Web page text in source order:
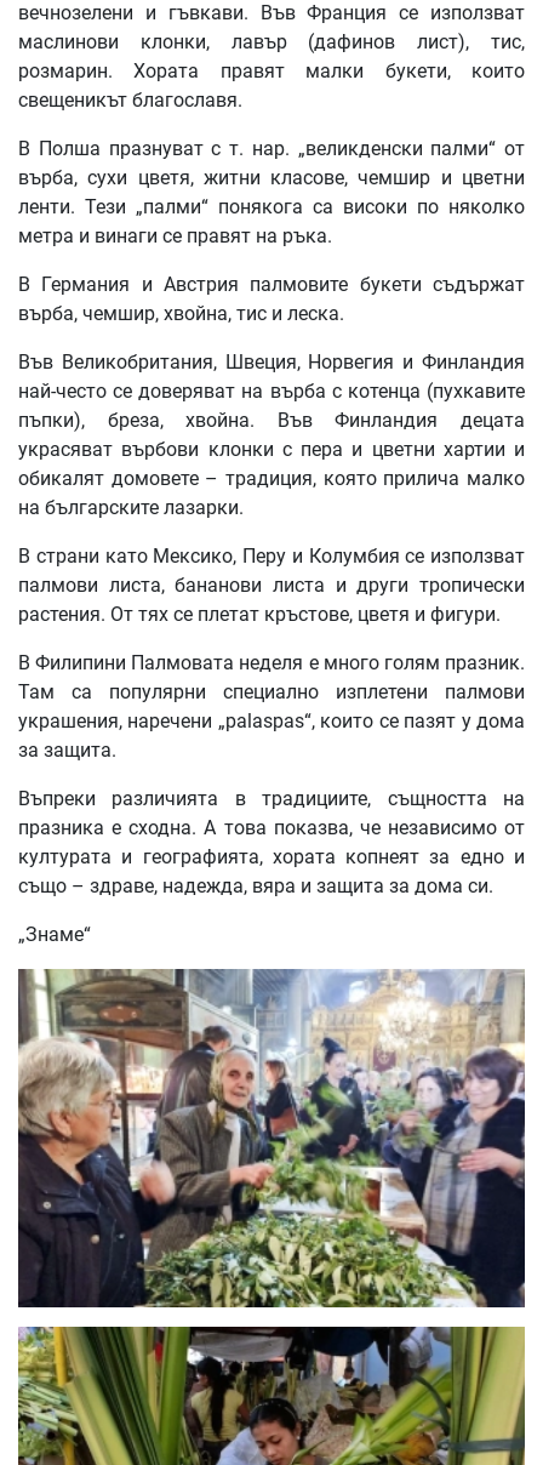
вечнозелени и гъвкави. Във Франция се използват
маслинови клонки, лавър (дафинов лист), тис,
розмарин. Хората правят малки букети, които
свещеникът благославя.
В Полша празнуват с т. нар. „великденски палми“ от
върба, сухи цветя, житни класове, чемшир и цветни
ленти. Тези „палми“ понякога са високи по няколко
метра и винаги се правят на ръка.
В Германия и Австрия палмовите букети съдържат
върба, чемшир, хвойна, тис и леска.
Във Великобритания, Швеция, Норвегия и Финландия
най-често се доверяват на върба с котенца (пухкавите
пъпки), бреза, хвойна. Във Финландия децата
украсяват върбови клонки с пера и цветни хартии и
обикалят домовете – традиция, която прилича малко
на българските лазарки.
В страни като Мексико, Перу и Колумбия се използват
палмови листа, бананови листа и други тропически
растения. От тях се плетат кръстове, цветя и фигури.
В Филипини Палмовата неделя е много голям празник.
Там са популярни специално изплетени палмови
украшения, наречени „palaspas“, които се пазят у дома
за защита.
Въпреки различията в традициите, същността на
празника е сходна. А това показва, че независимо от
културата и географията, хората копнеят за едно и
също – здраве, надежда, вяра и защита за дома си.
„Знаме“